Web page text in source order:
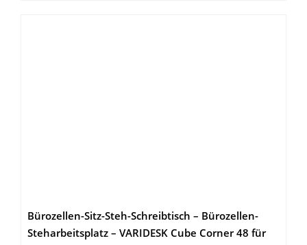
Bürozellen-Sitz-Steh-Schreibtisch – Bürozellen-
Steharbeitsplatz – VARIDESK Cube Corner 48 für